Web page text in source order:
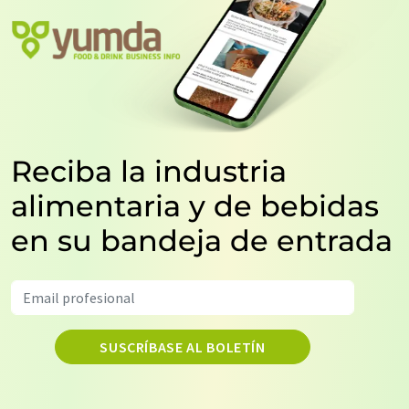
Reciba la industria
alimentaria y de bebidas
en su bandeja de entrada
SUSCRÍBASE AL BOLETÍN